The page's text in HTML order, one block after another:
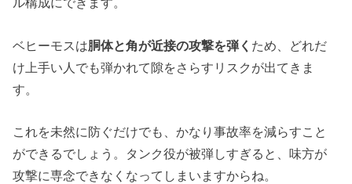
ベヒーモスは胴体と角が近接の攻撃を弾く ため、どれだ
け上手い人でも弾かれて隙をさらすリスクが出てきま
す。
これを未然に防ぐだけでも、かなり事故率を減らすこと
ができるでしょう。タンク役が被弾しすぎると、味方が
攻撃に専念できなくなってしまいますからね。